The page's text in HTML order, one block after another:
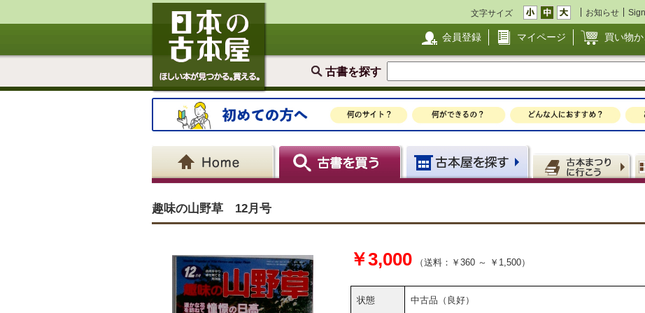
文字サイズ お知らせ
会員登録 マイページ 買い物
古書を探す
趣味の山野草 12月号
￥3,000 （送料：￥360 ～ ￥1,500）
状態 中古品（良好）